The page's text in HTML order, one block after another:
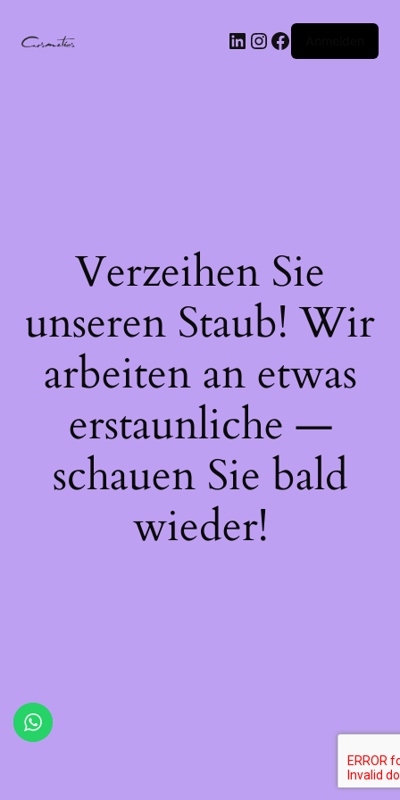
LinkedIn
Instagram
Facebook
Verzeihen Sie
unseren Staub! Wir
arbeiten an etwas
erstaunliche —
schauen Sie bald
wieder!